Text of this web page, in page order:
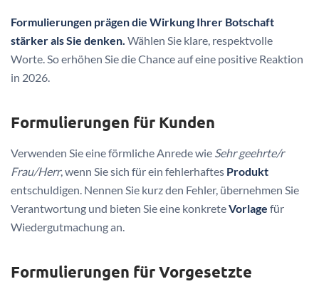
Formulierungen prägen die Wirkung Ihrer Botschaft
stärker als Sie denken. Wählen Sie klare, respektvolle
Worte. So erhöhen Sie die Chance auf eine positive Reaktion
in 2026.
Formulierungen für Kunden
Verwenden Sie eine förmliche Anrede wie Sehr geehrte/r
Frau/Herr, wenn Sie sich für ein fehlerhaftes Produkt
entschuldigen. Nennen Sie kurz den Fehler, übernehmen Sie
Verantwortung und bieten Sie eine konkreteVorlage für
Wiedergutmachung an.
Formulierungen für Vorgesetzte